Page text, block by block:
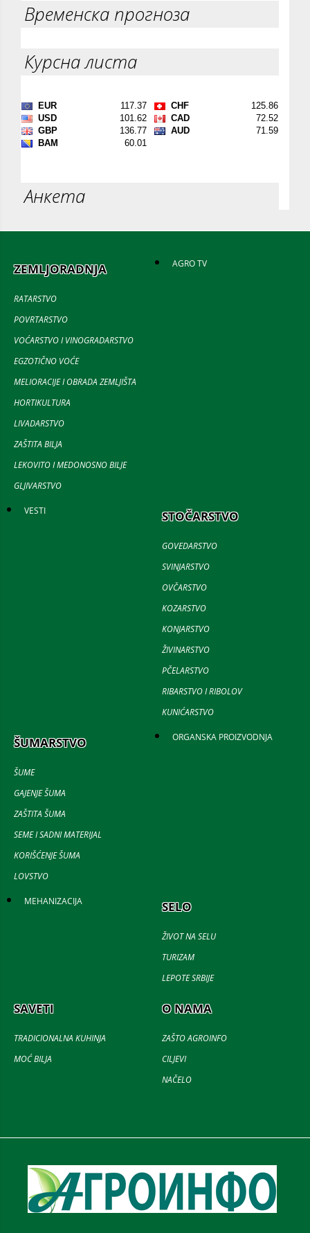
Временска прогноза
Курсна листа
Анкета
ZEMLJORADNJA
RATARSTVO
POVRTARSTVO
VOĆARSTVO I VINOGRADARSTVO
EGZOTIČNO VOĆE
MELIORACIJE I OBRADA ZEMLJIŠTA
HORTIKULTURA
LIVADARSTVO
ZAŠTITA BILJA
LEKOVITO I MEDONOSNO BILJE
GLJIVARSTVO
AGRO TV
VESTI STOČARSTVO
GOVEDARSTVO
SVINJARSTVO
OVČARSTVO
KOZARSTVO
KONJARSTVO
ŽIVINARSTVO
PČELARSTVO
RIBARSTVO I RIBOLOV
KUNIĆARSTVO
ŠUMARSTVO
ŠUME
GAJENJE ŠUMA
ZAŠTITA ŠUMA
SEME I SADNI MATERIJAL
KORIŠĆENJE ŠUMA
LOVSTVO
ORGANSKA PROIZVODNJA
MEHANIZACIJA SELO
ŽIVOT NA SELU
TURIZAM
LEPOTE SRBIJE
SAVETI
TRADICIONALNA KUHINJA
MOĆ BILJA
O NAMA
ZAŠTO AGROINFO
CILJEVI
NAČELO